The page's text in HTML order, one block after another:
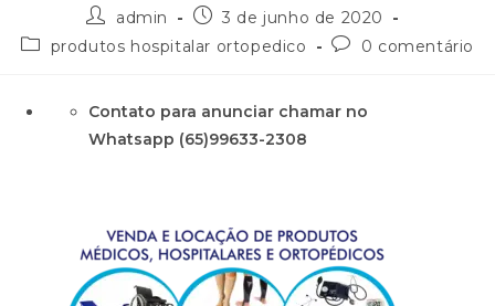
admin
3 de junho de 2020
produtos hospitalar ortopedico
0 comentário
Contato para anunciar chamar no
Whatsapp (65)99633-2308